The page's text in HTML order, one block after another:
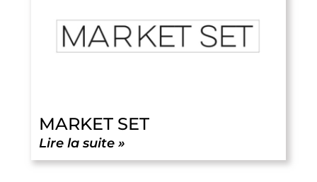
MARKET SET
Lire la suite »